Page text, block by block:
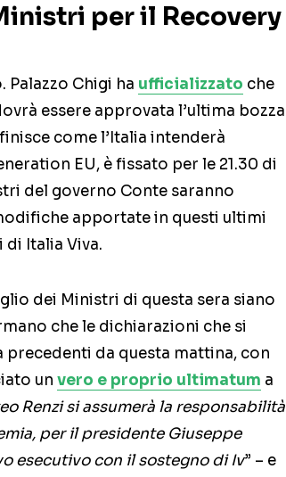
per il Recovery
Palazzo Chigi ha ufficializzato che
essere approvata l’ultima bozza
come l’Italia intenderà
EU, è fissato per le 21.30 di
del governo Conte saranno
apportate in questi ultimi
Italia Viva.
dei Ministri di questa sera siano
che le dichiarazioni che si
precedenti da questa mattina, con
un vero e proprio ultimatum a
Renzi si assumerà la responsabilità
per il presidente Giuseppe
esecutivo con il sostegno di Iv” – e